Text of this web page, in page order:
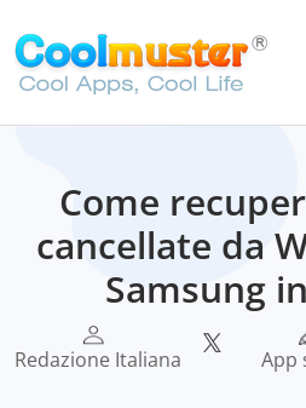
Come
cancellate da
Samsung
Redazione Italiana App